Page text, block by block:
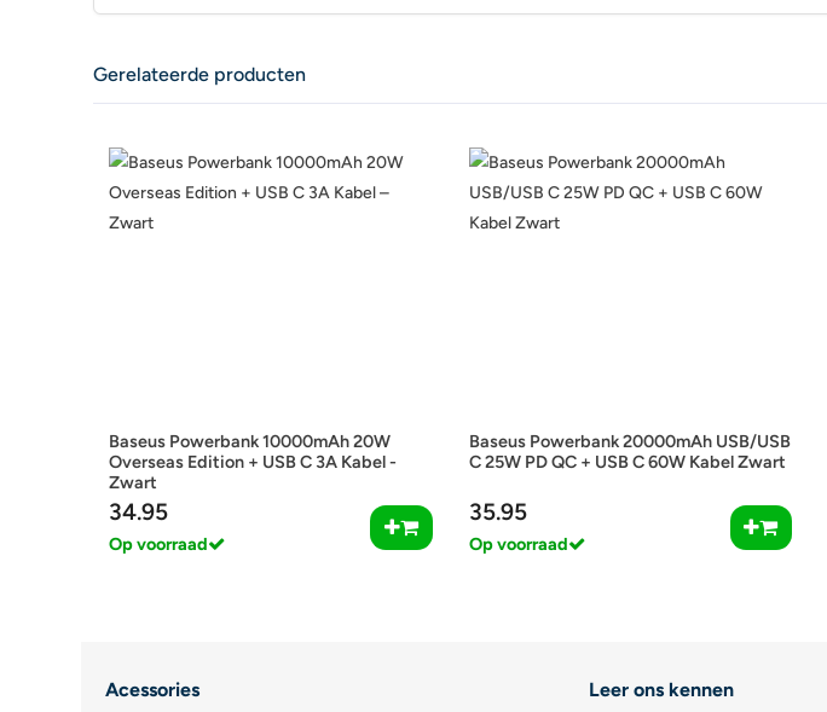
Gerelateerde producten
Baseus Powerbank 10000mAh 20W
Overseas Edition + USB C 3A Kabel -
Zwart
34.95
Op voorraad
Baseus Powerbank 20000mAh USB/USB
C 25W PD QC + USB C 60W Kabel Zwart
35.95
Op voorraad
Acessories Leer ons kennen